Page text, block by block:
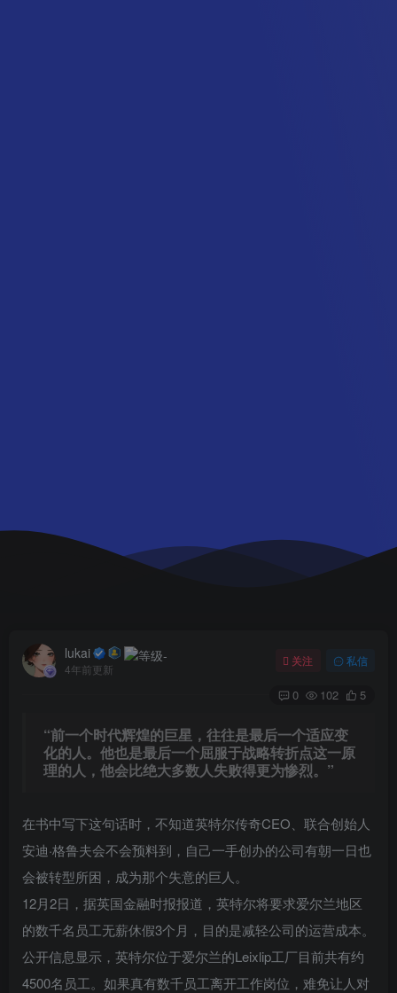
lukai
4年前更新
关注 私信
0 102 5
“前一个时代辉煌的巨星，往往是最后一个适应变
化的人。他也是最后一个屈服于战略转折点这一原
理的人，他会比绝大多数人失败得更为惨烈。”
在书中写下这句话时，不知道英特尔传奇CEO、联合创始人
安迪·格鲁夫会不会预料到，自己一手创办的公司有朝一日也
会被转型所困，成为那个失意的巨人。
12月2日，据英国金融时报报道，英特尔将要求爱尔兰地区
的数千名员工无薪休假3个月，目的是减轻公司的运营成本。
公开信息显示，英特尔位于爱尔兰的Leixlip工厂目前共有约
4500名员工。如果真有数千员工离开工作岗位，难免让人对